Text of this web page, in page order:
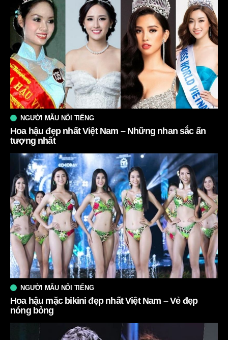
NGƯỜI MẪU NỔI TIẾNG
Hoa hậu đẹp nhất Việt Nam – Những nhan sắc ấn
tượng nhất
NGƯỜI MẪU NỔI TIẾNG
Hoa hậu mặc bikini đẹp nhất Việt Nam – Vẻ đẹp
nóng bỏng